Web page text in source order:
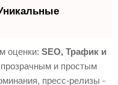
оценки:SEO, Трафик и
и простым
пресс-релизы -